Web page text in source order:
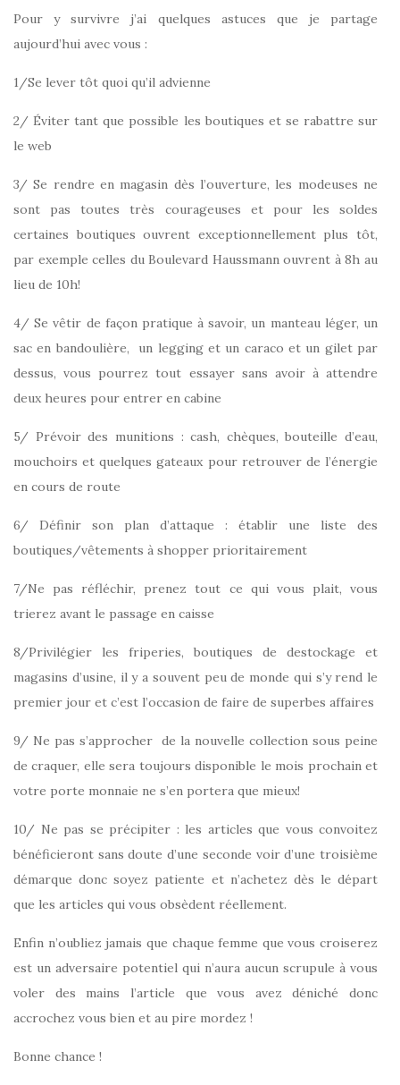
Pour y survivre j’ai quelques astuces que je partage
aujourd’hui avec vous :
1/Se lever tôt quoi qu’il advienne
2/ Éviter tant que possible les boutiques et se rabattre sur
le web
3/ Se rendre en magasin dès l’ouverture, les modeuses ne
sont pas toutes très courageuses et pour les soldes
certaines boutiques ouvrent exceptionnellement plus tôt,
par exemple celles du Boulevard Haussmann ouvrent à 8h au
lieu de 10h!
4/ Se vêtir de façon pratique à savoir, un manteau léger, un
sac en bandoulière, un legging et un caraco et un gilet par
dessus, vous pourrez tout essayer sans avoir à attendre
deux heures pour entrer en cabine
5/ Prévoir des munitions : cash, chèques, bouteille d’eau,
mouchoirs et quelques gateaux pour retrouver de l’énergie
en cours de route
6/ Définir son plan d’attaque : établir une liste des
boutiques/vêtements à shopper prioritairement
7/Ne pas réfléchir, prenez tout ce qui vous plait, vous
trierez avant le passage en caisse
8/Privilégier les friperies, boutiques de destockage et
magasins d’usine, il y a souvent peu de monde qui s’y rend le
premier jour et c’est l’occasion de faire de superbes affaires
9/ Ne pas s’approcher de la nouvelle collection sous peine
de craquer, elle sera toujours disponible le mois prochain et
votre porte monnaie ne s’en portera que mieux!
10/ Ne pas se précipiter : les articles que vous convoitez
bénéficieront sans doute d’une seconde voir d’une troisième
démarque donc soyez patiente et n’achetez dès le départ
que les articles qui vous obsèdent réellement.
Enfin n’oubliez jamais que chaque femme que vous croiserez
est un adversaire potentiel qui n’aura aucun scrupule à vous
voler des mains l’article que vous avez déniché donc
accrochez vous bien et au pire mordez !
Bonne chance !